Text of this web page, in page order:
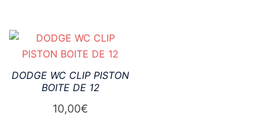
DODGE WC CLIP PISTON
BOITE DE 12
10,00€